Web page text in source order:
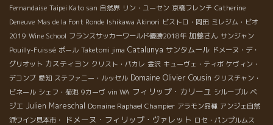
Fernandaise Taipei Kato san 自然界 リン・ユーセン 京橋フレンチ Catherine
Deneuve Mas de la Font Ronde Ishikawa Akinori ビストロ・岡田 ミレジム・ビオ
2019 Wine School フランスサッカーワールド優勝2018年 加藤さん サンジャン
Pouilly-Fuissé ポール Taketomi jima Catalunya サンタムール ドメーヌ・デ・
グリオット カスティヨン クリスト・パカレ 金沢 キューヴェ・ティボ ケヴィン・
デコンブ 愛知 ステファニー・ルッセル Domaine Olivier Cousin クリスチャン・
ビネール シェフ・菊池 9カーヴ vin WA フィリップ・カリーユ シルーブル ベ
ジエ Julien Mareschal Domaine Raphael Champier アラモン品種 アンジェ自然
派ワイン見本市・
ドメーヌ・フィリップ・ヴァレット ロセ・パンプルムス